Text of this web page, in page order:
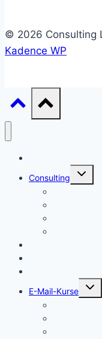
© 2026 Consulting
Kadence WP
Consulting
E-Mail-Kurse